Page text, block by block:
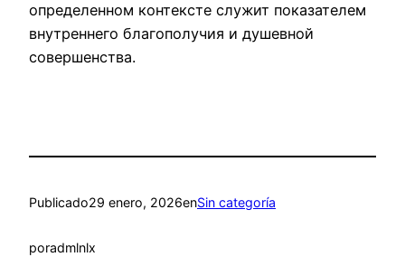
определенном контексте служит показателем
внутреннего благополучия и душевной
совершенства.
Publicado29 enero, 2026enSin categoría
poradmlnlx